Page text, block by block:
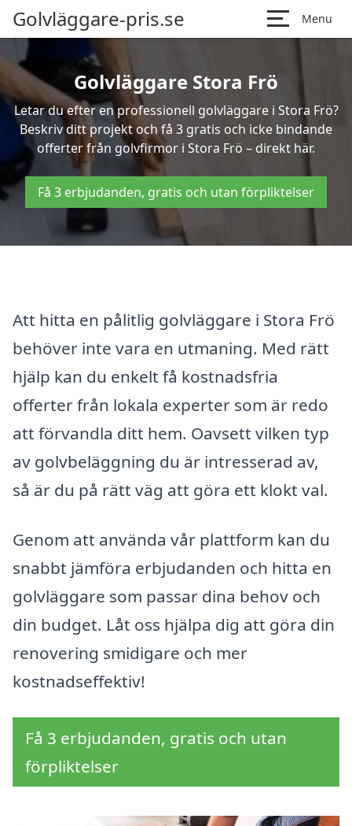
Golvläggare-pris.se Menu
Golvläggare Stora Frö
Letar du efter en professionell golvläggare i Stora Frö?
Beskriv ditt projekt och få 3 gratis och icke bindande
offerter från golvfirmor i Stora Frö – direkt här.
Få 3 erbjudanden, gratis och utan förpliktelser
Att hitta en pålitlig golvläggare i Stora Frö
behöver inte vara en utmaning. Med rätt
hjälp kan du enkelt få kostnadsfria
offerter från lokala experter som är redo
att förvandla ditt hem. Oavsett vilken typ
av golvbeläggning du är intresserad av,
så är du på rätt väg att göra ett klokt val.
Genom att använda vår plattform kan du
snabbt jämföra erbjudanden och hitta en
golvläggare som passar dina behov och
din budget. Låt oss hjälpa dig att göra din
renovering smidigare och mer
kostnadseffektiv!
Få 3 erbjudanden, gratis och utan
förpliktelser